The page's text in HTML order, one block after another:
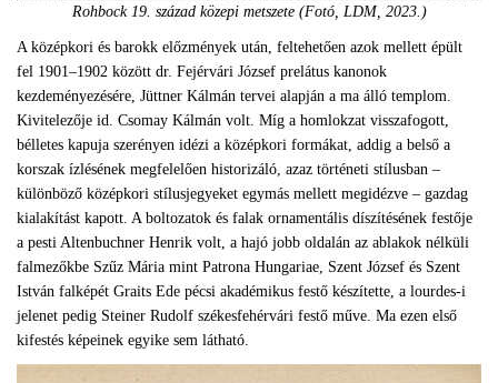
Rohbock 19. század közepi metszete (Fotó, LDM, 2023.)
A középkori és barokk előzmények után, feltehetően azok mellett épült
fel 1901–1902 között dr. Fejérvári József prelátus kanonok
kezdeményezésére, Jüttner Kálmán tervei alapján a ma álló templom.
Kivitelezője id. Csomay Kálmán volt. Míg a homlokzat visszafogott,
bélletes kapuja szerényen idézi a középkori formákat, addig a belső a
korszak ízlésének megfelelően historizáló, azaz történeti stílusban –
különböző középkori stílusjegyeket egymás mellett megidézve – gazdag
kialakítást kapott. A boltozatok és falak ornamentális díszítésének festője
a pesti Altenbuchner Henrik volt, a hajó jobb oldalán az ablakok nélküli
falmezőkbe Szűz Mária mint Patrona Hungariae, Szent József és Szent
István falképét Graits Ede pécsi akadémikus festő készítette, a lourdes-i
jelenet pedig Steiner Rudolf székesfehérvári festő műve. Ma ezen első
kifestés képeinek egyike sem látható.